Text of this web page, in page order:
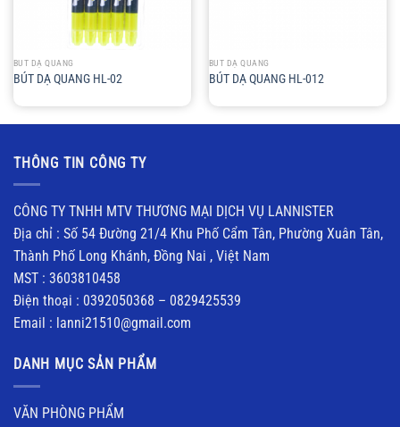
BÚT DẠ QUANG
BÚT DẠ QUANG HL-02
BÚT DẠ QUANG
BÚT DẠ QUANG HL-012
THÔNG TIN CÔNG TY
CÔNG TY TNHH MTV THƯƠNG MẠI DỊCH VỤ LANNISTER
Địa chỉ : Số 54 Đường 21/4 Khu Phố Cẩm Tân, Phường Xuân Tân,
Thành Phố Long Khánh, Đồng Nai , Việt Nam
MST : 3603810458
Điện thoại : 0392050368 – 0829425539
Email : lanni21510@gmail.com
DANH MỤC SẢN PHẨM
VĂN PHÒNG PHẨM